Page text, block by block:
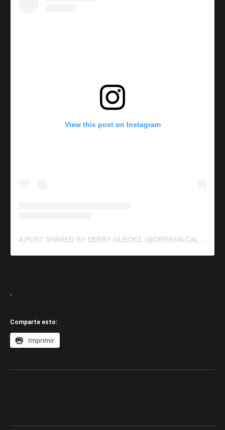
View this post on Instagram
A POST SHARED BY DERBY GUEDEZ (@DERBYALCALDE)
.
Comparte esto:
Imprimir